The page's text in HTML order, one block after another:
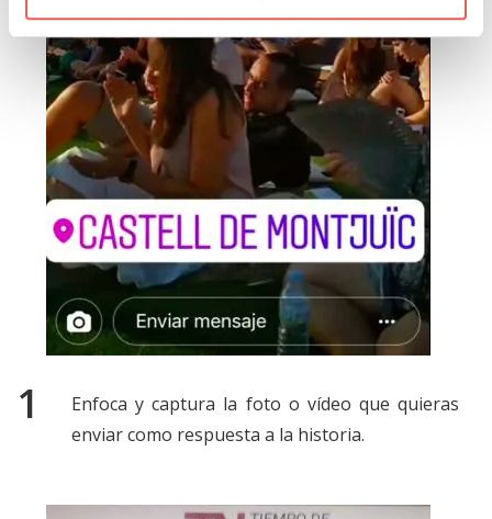
Enfoca y captura la foto o vídeo que quieras
enviar como respuesta a la historia.